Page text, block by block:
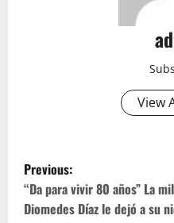
View
P
o
Previous:
“Da para vivir 80 años” La
Diomedes Díaz le dejó a su